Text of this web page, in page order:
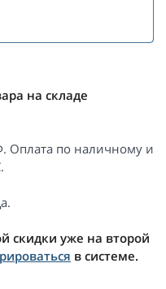
на складе
Оплата по наличному и
скидки уже на второй
в системе.